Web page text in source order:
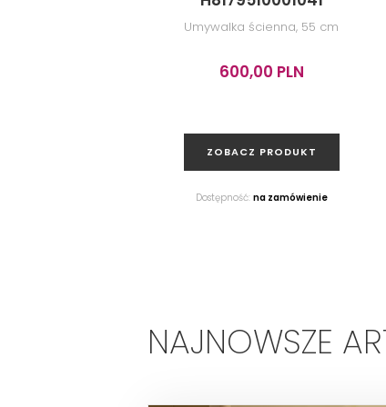
Umywalka ścienna, 55 cm
600,00 PLN
ZOBACZ PRODUKT
Dostępność: na zamówienie
NAJNOWSZE